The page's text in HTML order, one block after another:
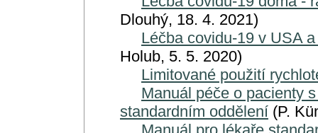
Dlouhý, 18. 4. 2021)
Léčba covidu-19 v USA
Holub, 5. 5. 2020)
Limitované použití
Manuál péče o pacienty
standardním oddělení (P.